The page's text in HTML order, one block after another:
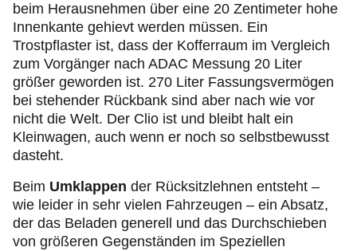
beim Herausnehmen über eine 20 Zentimeter hohe
Innenkante gehievt werden müssen. Ein
Trostpflaster ist, dass der Kofferraum im Vergleich
zum Vorgänger nach ADAC Messung 20 Liter
größer geworden ist. 270 Liter Fassungsvermögen
bei stehender Rückbank sind aber nach wie vor
nicht die Welt. Der Clio ist und bleibt halt ein
Kleinwagen, auch wenn er noch so selbstbewusst
dasteht.
Beim Umklappen der Rücksitzlehnen entsteht –
wie leider in sehr vielen Fahrzeugen – ein Absatz,
der das Beladen generell und das Durchschieben
von größeren Gegenständen im Speziellen